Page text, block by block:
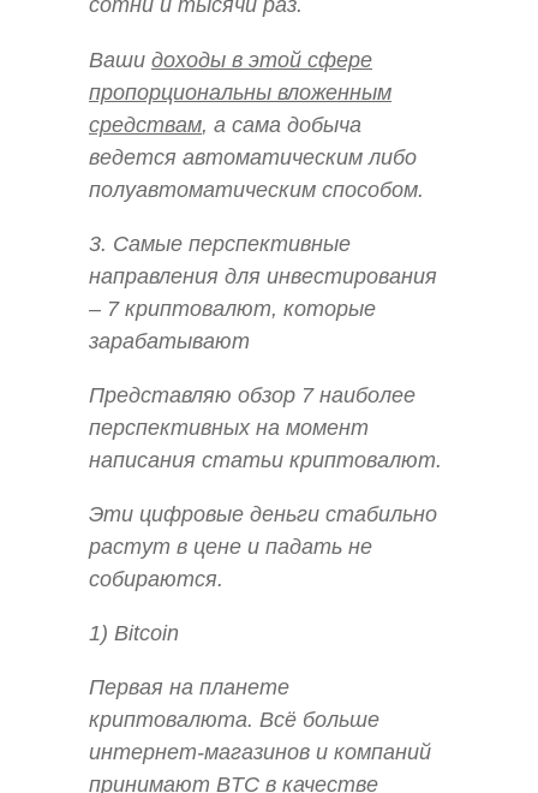
сотни и тысячи раз.
Ваши доходы в этой сфере
пропорциональны вложенным
средствам, а сама добыча
ведется автоматическим либо
полуавтоматическим способом.
3. Самые перспективные
направления для инвестирования
– 7 криптовалют, которые
зарабатывают
Представляю обзор 7 наиболее
перспективных на момент
написания статьи криптовалют.
Эти цифровые деньги стабильно
растут в цене и падать не
собираются.
1) Bitcoin
Первая на планете
криптовалюта. Всё больше
интернет-магазинов и компаний
принимают BTC в качестве